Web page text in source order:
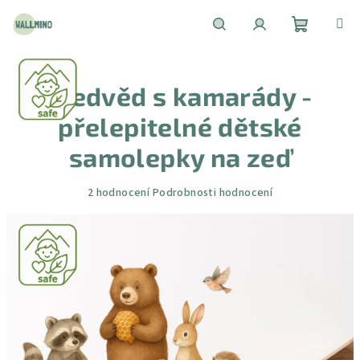
obsah
košík
Medvěd s kamarády -
přelepitelné dětské
samolepky na zeď
Průměrné
hvězdiček.
2 hodnoceníPodrobnosti hodnocení